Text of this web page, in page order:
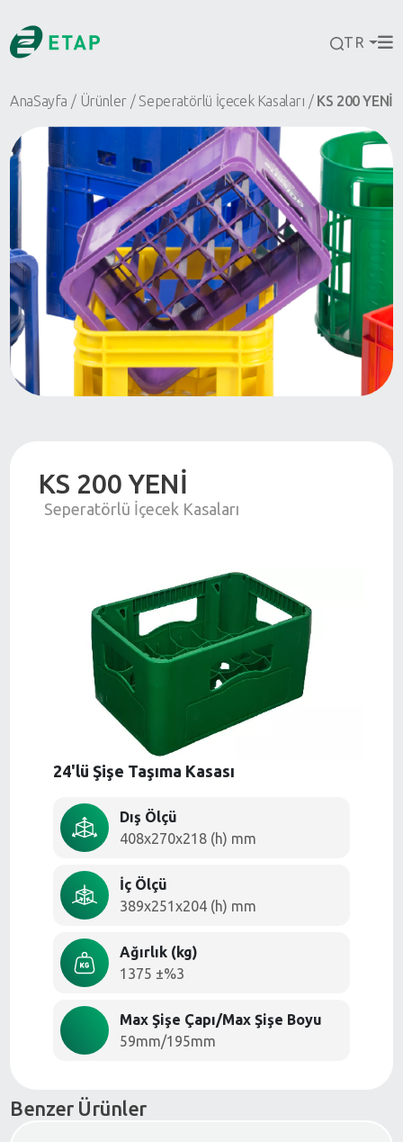
TR
AnaSayfa Ürünler Seperatörlü İçecek Kasaları KS 200 YENİ
KS 200 YENİ
Seperatörlü İçecek Kasaları
24'lü Şişe Taşıma Kasası
Dış Ölçü
408x270x218 (h) mm
İç Ölçü
389x251x204 (h) mm
Ağırlık (kg)
1375 ±%3
Max Şişe Çapı/Max Şişe Boyu
59mm/195mm
Benzer Ürünler